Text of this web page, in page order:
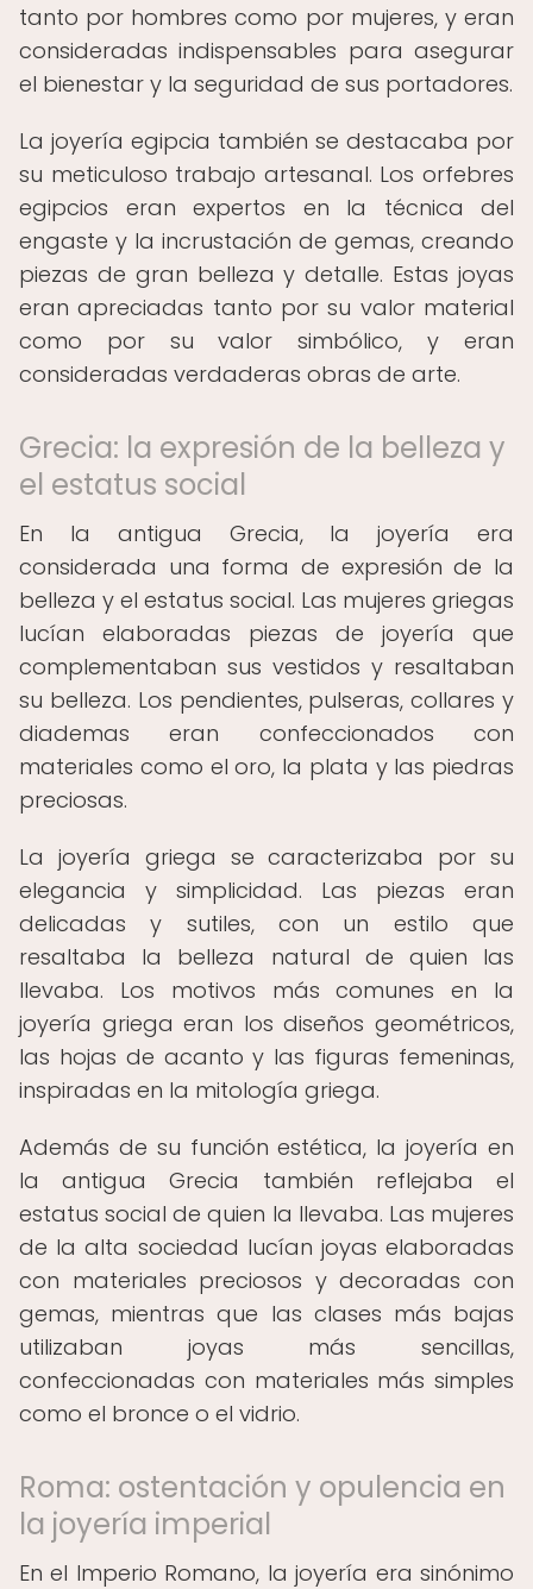
tanto por hombres como por mujeres, y eran
consideradas indispensables para asegurar
el bienestar y la seguridad de sus portadores.
La joyería egipcia también se destacaba por
su meticuloso trabajo artesanal. Los orfebres
egipcios eran expertos en la técnica del
engaste y la incrustación de gemas, creando
piezas de gran belleza y detalle. Estas joyas
eran apreciadas tanto por su valor material
como por su valor simbólico, y eran
consideradas verdaderas obras de arte.
Grecia: la expresión de la belleza y
el estatus social
En la antigua Grecia, la joyería era
considerada una forma de expresión de la
belleza y el estatus social. Las mujeres griegas
lucían elaboradas piezas de joyería que
complementaban sus vestidos y resaltaban
su belleza. Los pendientes, pulseras, collares y
diademas eran confeccionados con
materiales como el oro, la plata y las piedras
preciosas.
La joyería griega se caracterizaba por su
elegancia y simplicidad. Las piezas eran
delicadas y sutiles, con un estilo que
resaltaba la belleza natural de quien las
llevaba. Los motivos más comunes en la
joyería griega eran los diseños geométricos,
las hojas de acanto y las figuras femeninas,
inspiradas en la mitología griega.
Además de su función estética, la joyería en
la antigua Grecia también reflejaba el
estatus social de quien la llevaba. Las mujeres
de la alta sociedad lucían joyas elaboradas
con materiales preciosos y decoradas con
gemas, mientras que las clases más bajas
utilizaban joyas más sencillas,
confeccionadas con materiales más simples
como el bronce o el vidrio.
Roma: ostentación y opulencia en
la joyería imperial
En el Imperio Romano, la joyería era sinónimo